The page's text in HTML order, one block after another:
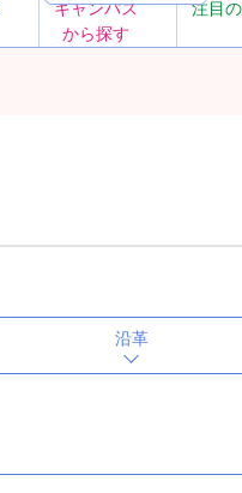
キャンパス
から探す
注目
沿革